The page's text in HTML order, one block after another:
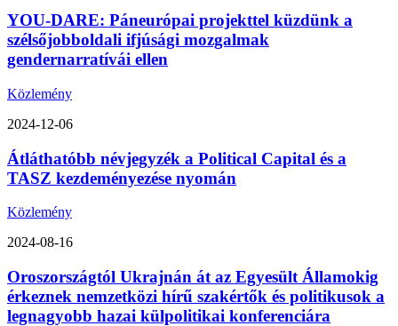
YOU-DARE: Páneurópai projekttel küzdünk a
szélsőjobboldali ifjúsági mozgalmak
gendernarratívái ellen
Közlemény
2024-12-06
Átláthatóbb névjegyzék a Political Capital és a
TASZ kezdeményezése nyomán
Közlemény
2024-08-16
Oroszországtól Ukrajnán át az Egyesült Államokig
érkeznek nemzetközi hírű szakértők és politikusok a
legnagyobb hazai külpolitikai konferenciára